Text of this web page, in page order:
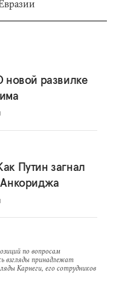
новой развилке
Путин загнал
по вопросам
взгляды принадлежат
Карнеги, его сотрудников